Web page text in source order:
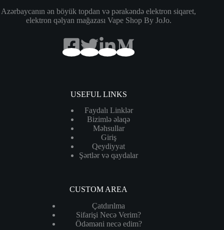
Azərbaycanın ən böyük topdan və pərakəndə elektron siqaret,
elektron qəlyan mağazası Vape Shop By JoJo.
USEFUL LINKS
Faydalı Linklər
Bizimlə əlaqə
Məhsullar
Giriş
Qeydiyyat
Şərtlər və qaydalar
CUSTOM AREA
Çatdırılma
Sifarişi Necə Verim?
Ödəməni necə edim?